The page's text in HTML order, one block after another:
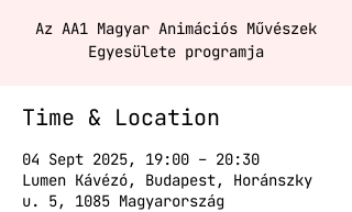
Az AA1 Magyar Animációs Művészek
Egyesülete programja
Time & Location
04 Sept 2025, 19:00 – 20:30
Lumen Kávézó, Budapest, Horánszky
u. 5, 1085 Magyarország